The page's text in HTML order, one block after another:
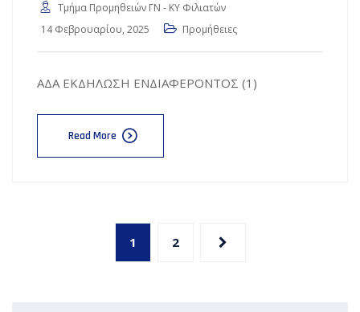
Τμήμα Προμηθειών ΓΝ - ΚΥ Φιλιατών
14 Φεβρουαρίου, 2025
Προμήθειες
ΑΔΑ ΕΚΔΗΛΩΣΗ ΕΝΔΙΑΦΕΡΟΝΤΟΣ (1)
Read More
1 2